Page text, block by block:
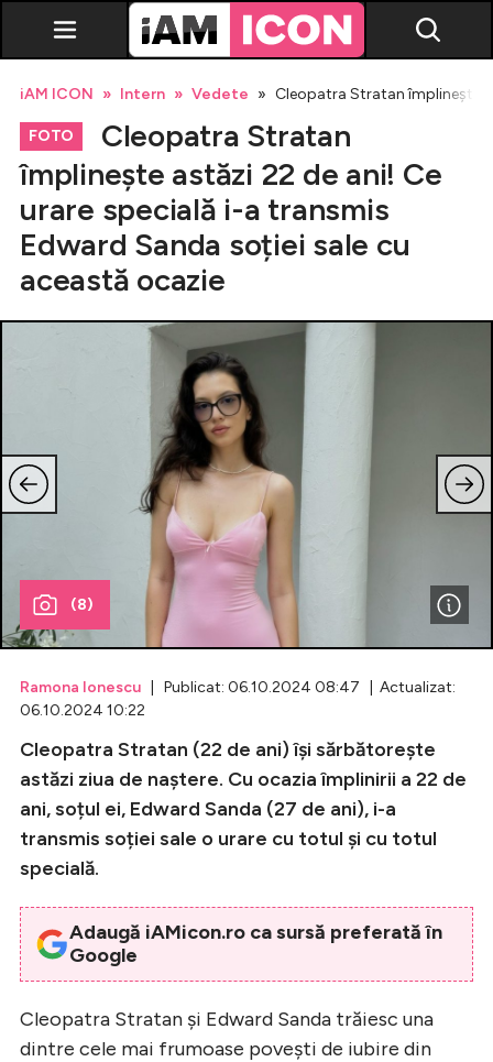
Vedete
Breaking news
Emisiuni TV
Horoscop
Lifestyle
Celebrități
Breaking News
Intră în cont
iAM ICON Intern Vedete Cleopatra Stratan împlinește
FOTO
Cleopatra Stratan
împlinește astăzi 22 de ani! Ce
urare specială i-a transmis
Edward Sanda soției sale cu
această ocazie
(8)
Ramona Ionescu | Publicat: 06.10.2024 08:47 | Actualizat:
06.10.2024 10:22
Cleopatra Stratan (22 de ani) își sărbătorește
astăzi ziua de naștere. Cu ocazia împlinirii a 22 de
ani, soțul ei, Edward Sanda (27 de ani), i-a
transmis soției sale o urare cu totul și cu totul
specială.
Adaugă iAMicon.ro ca sursă preferată în
Google
Cleopatra Stratan și Edward Sanda trăiesc una
dintre cele mai frumoase povești de iubire din